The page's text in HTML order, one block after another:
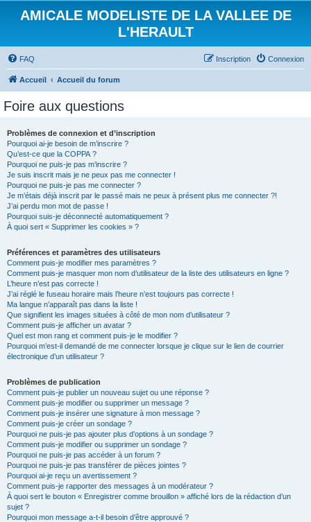
AMICALE MODELISTE DE LA VALLEE DE
L'HERAULT
FAQ Connexion
Inscription
Accueil Accueil du forum
Foire aux questions
Problèmes de connexion et d’inscription
Pourquoi ai-je besoin de m’inscrire ?
Qu’est-ce que la COPPA ?
Pourquoi ne puis-je pas m’inscrire ?
Je suis inscrit mais je ne peux pas me connecter !
Pourquoi ne puis-je pas me connecter ?
Je m’étais déjà inscrit par le passé mais ne peux à présent plus me connecter ?!
J’ai perdu mon mot de passe !
Pourquoi suis-je déconnecté automatiquement ?
À quoi sert « Supprimer les cookies » ?
Préférences et paramètres des utilisateurs
Comment puis-je modifier mes paramètres ?
Comment puis-je masquer mon nom d’utilisateur de la liste des utilisateurs en ligne ?
L’heure n’est pas correcte !
J’ai réglé le fuseau horaire mais l’heure n’est toujours pas correcte !
Ma langue n’apparaît pas dans la liste !
Que signifient les images situées à côté de mon nom d’utilisateur ?
Comment puis-je afficher un avatar ?
Quel est mon rang et comment puis-je le modifier ?
Pourquoi m’est-il demandé de me connecter lorsque je clique sur le lien de courrier
électronique d’un utilisateur ?
Problèmes de publication
Comment puis-je publier un nouveau sujet ou une réponse ?
Comment puis-je modifier ou supprimer un message ?
Comment puis-je insérer une signature à mon message ?
Comment puis-je créer un sondage ?
Pourquoi ne puis-je pas ajouter plus d’options à un sondage ?
Comment puis-je modifier ou supprimer un sondage ?
Pourquoi ne puis-je pas accéder à un forum ?
Pourquoi ne puis-je pas transférer de pièces jointes ?
Pourquoi ai-je reçu un avertissement ?
Comment puis-je rapporter des messages à un modérateur ?
À quoi sert le bouton « Enregistrer comme brouillon » affiché lors de la rédaction d’un
sujet ?
Pourquoi mon message a-t-il besoin d’être approuvé ?